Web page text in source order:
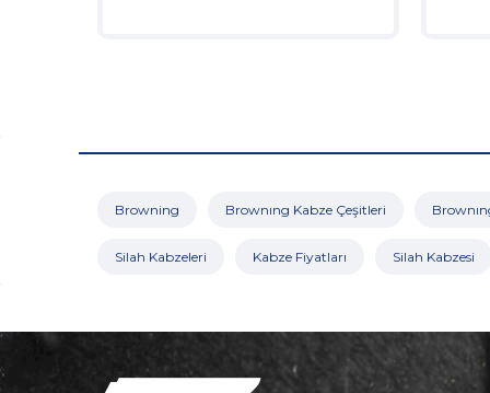
Browning Brownıng Kabze Çeşitleri
Silah Kabzeleri Kabze Fiyatları Silah Kabzesi